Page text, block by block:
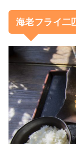
海老フライ二